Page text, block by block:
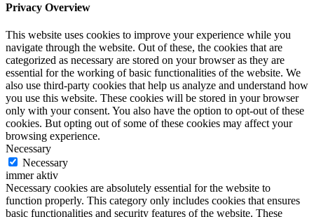
Privacy Overview
This website uses cookies to improve your experience while you
navigate through the website. Out of these, the cookies that are
categorized as necessary are stored on your browser as they are
essential for the working of basic functionalities of the website. We
also use third-party cookies that help us analyze and understand how
you use this website. These cookies will be stored in your browser
only with your consent. You also have the option to opt-out of these
cookies. But opting out of some of these cookies may affect your
browsing experience.
Necessary
Necessary
immer aktiv
Necessary cookies are absolutely essential for the website to
function properly. This category only includes cookies that ensures
basic functionalities and security features of the website. These